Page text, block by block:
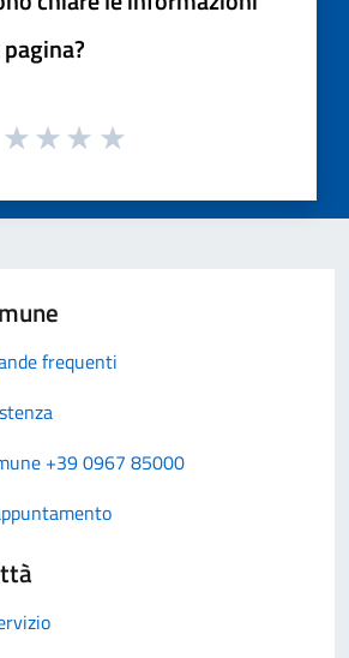
frequenti
+39 0967 85000